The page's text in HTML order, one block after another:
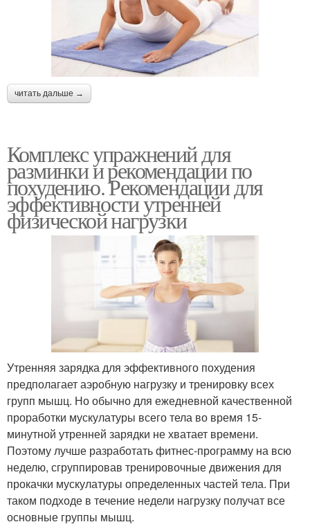
читать дальше →
Комплекс упражнений для
разминки и рекомендации по
похудению. Рекомендации для
эффективности утренней
физической нагрузки
Утренняя зарядка для эффективного похудения
предполагает аэробную нагрузку и тренировку всех
групп мышц. Но обычно для ежедневной качественной
проработки мускулатуры всего тела во время 15-
минутной утренней зарядки не хватает времени.
Поэтому лучше разработать фитнес-программу на всю
неделю, сгруппировав тренировочные движения для
прокачки мускулатуры определенных частей тела. При
таком подходе в течение недели нагрузку получат все
основные группы мышц.